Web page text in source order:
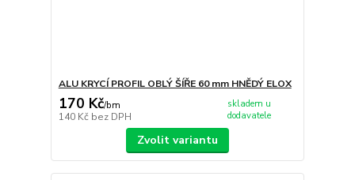
ALU KRYCÍ PROFIL OBLÝ ŠÍŘE 60 mm HNĚDÝ ELOX
170 Kč/bm
140 Kč bez DPH
skladem u
dodavatele
Zvolit variantu